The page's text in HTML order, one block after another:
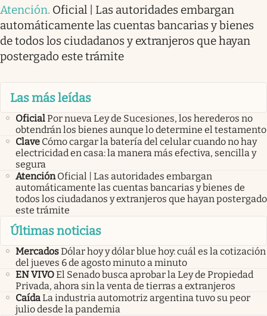
Atención. Oficial | Las autoridades embargan
automáticamente las cuentas bancarias y bienes
de todos los ciudadanos y extranjeros que hayan
postergado este trámite
Las más leídas
OficialPor nueva Ley de Sucesiones, los herederos no
obtendrán los bienes aunque lo determine el testamento
Clave Cómo cargar la batería del celular cuando no hay
electricidad en casa: la manera más efectiva, sencilla y
segura
Atención Oficial | Las autoridades embargan
automáticamente las cuentas bancarias y bienes de
todos los ciudadanos y extranjeros que hayan postergado
este trámite
Últimas noticias
MercadosDólar hoy y dólar blue hoy: cuál es la cotización
del jueves 6 de agosto minuto a minuto
EN VIVOEl Senado busca aprobar la Ley de Propiedad
Privada, ahora sin la venta de tierras a extranjeros
CaídaLa industria automotriz argentina tuvo su peor
julio desde la pandemia